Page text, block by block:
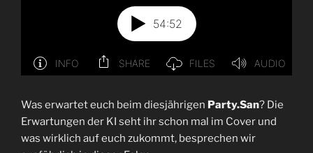
Was erwartet euch beim diesjährigen Party.San? Die
Erwartungen der KI seht ihr schon mal im Cover und
was wirklich auf euch zukommt, besprechen wir